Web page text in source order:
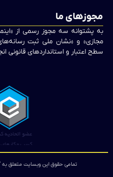
مجوزهای ما
به پشتوانه سه مجوز رسمی از
مجازی» و «نشان ملی ثبت رسانه‌های
سطح اعتبار و استانداردهای قانونی
تمامی حقوق این وبسایت متعلق به